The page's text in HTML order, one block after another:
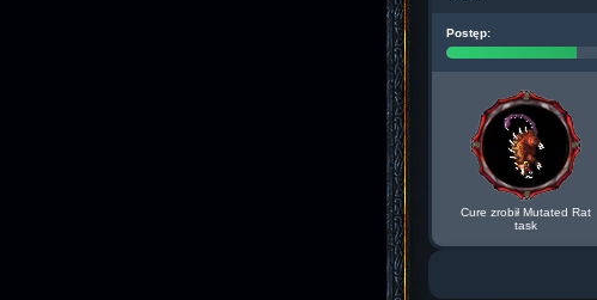
Postęp:
Cure zrobił Mutated Rat
task